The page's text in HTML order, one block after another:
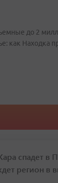
до 2
как Находка
спадет в
регион в